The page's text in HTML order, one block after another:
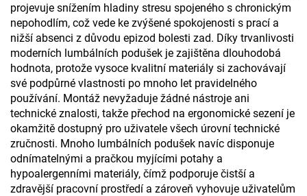
projevuje snížením hladiny stresu spojeného s chronickým
nepohodlím, což vede ke zvýšené spokojenosti s prací a
nižší absenci z důvodu epizod bolesti zad. Díky trvanlivosti
moderních lumbálních podušek je zajištěna dlouhodobá
hodnota, protože vysoce kvalitní materiály si zachovávají
své podpůrné vlastnosti po mnoho let pravidelného
používání. Montáž nevyžaduje žádné nástroje ani
technické znalosti, takže přechod na ergonomické sezení je
okamžitě dostupný pro uživatele všech úrovní technické
zručnosti. Mnoho lumbálních podušek navíc disponuje
odnímatelnými a pračkou myjícími potahy a
hypoalergenními materiály, čímž podporuje čistší a
zdravější pracovní prostředí a zároveň vyhovuje uživatelům